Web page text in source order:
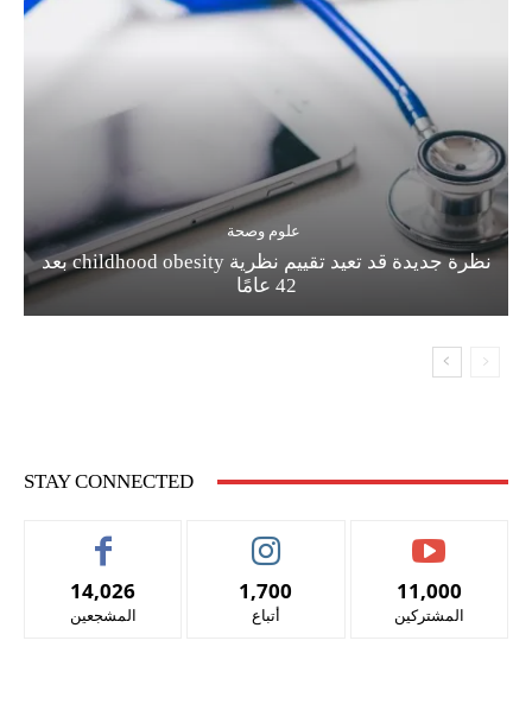
علوم وصحة
نظرة جديدة قد تعيد تقييم نظرية childhood obesity بعد
42 عامًا
STAY CONNECTED
14,026
المشجعين
1,700
أتباع
11,000
المشتركين